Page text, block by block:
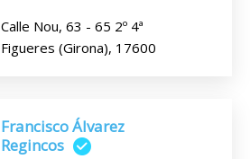
Calle Nou, 63 - 65 2º 4ª
Figueres (Girona), 17600
Francisco Álvarez
Regincos